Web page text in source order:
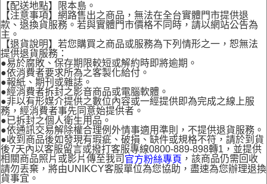
【配送地點】限本島。
【注意事項】網路售出之商品，無法在全台實體門市提供退
款、退換貨服務。若與實體門市價格不同時，請以網站公告為
主。
【退貨說明】若您購買之商品或服務為下列情形之一，恕無法
提供退貨服務：
●易於腐敗、保存期限較短或解約時即將逾期。
●依消費者要求所為之客製化給付。
●報紙、期刊或雜誌。
●經消費者拆封之影音商品或電腦軟體。
●非以有形媒介提供之數位內容或一經提供即為完成之線上服
務，經消費者事先同意始提供者。
●已拆封之個人衛生用品。
●依通訊交易解除權合理例外情事適用準則，不提供退貨服務。
●收到商品後如發現有瑕疵、破損、缺件或規格不符，請於到貨
後7天內以客服留言或撥打客服專線0800-889-898轉1，並提供
相關商品照片或影片傳至我司 官方粉絲專頁 ，該商品仍需回收
請勿丟棄，將由UNIKCY客服單位為您協助，盡速為您辦理退換
貨事宜。